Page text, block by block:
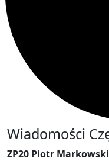
Wiadomości
ZP20 Piotr Markowski